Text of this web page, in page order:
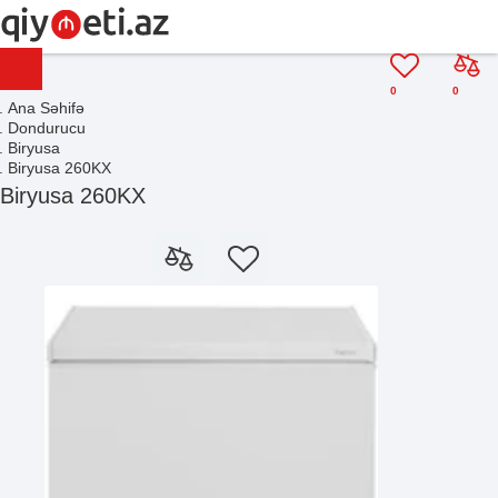
0
0
Ana Səhifə
Dondurucu
Biryusa
Biryusa 260KX
Biryusa 260KX